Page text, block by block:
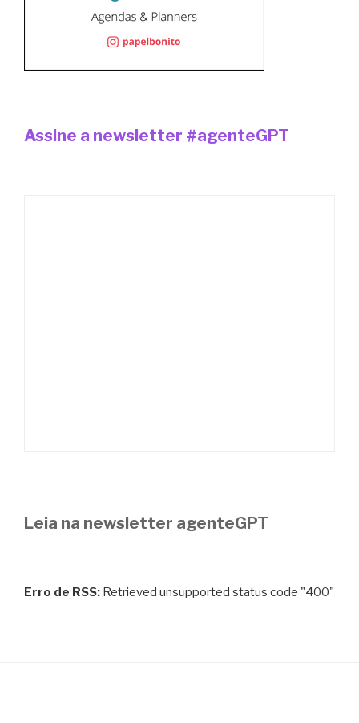
Assine a newsletter #agenteGPT
Leia na newsletter agenteGPT
Erro de RSS: Retrieved unsupported status code "400"